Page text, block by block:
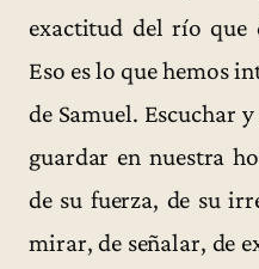
exactitud del río que
Eso es lo que hemos
de Samuel. Escuchar
guardar en nuestra
de su fuerza, de su
mirar, de señalar, de